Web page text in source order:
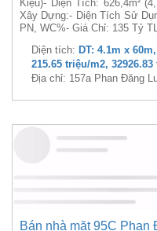
Bán nhà mặt 157a
Địa Chỉ: 157A Phan Đăng
Kiệu)- Diện Tích: 626,4m²
PN, WC%- Giá Chỉ: 135 Tỷ
Diện tích:DT: 4.1m x
Địa chỉ: 157a Phan Đăng